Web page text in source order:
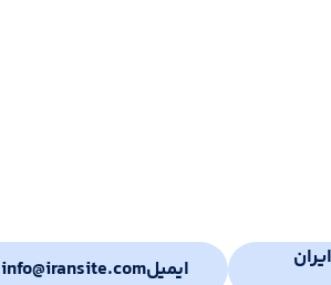
ایمیلinfo@iransite.com